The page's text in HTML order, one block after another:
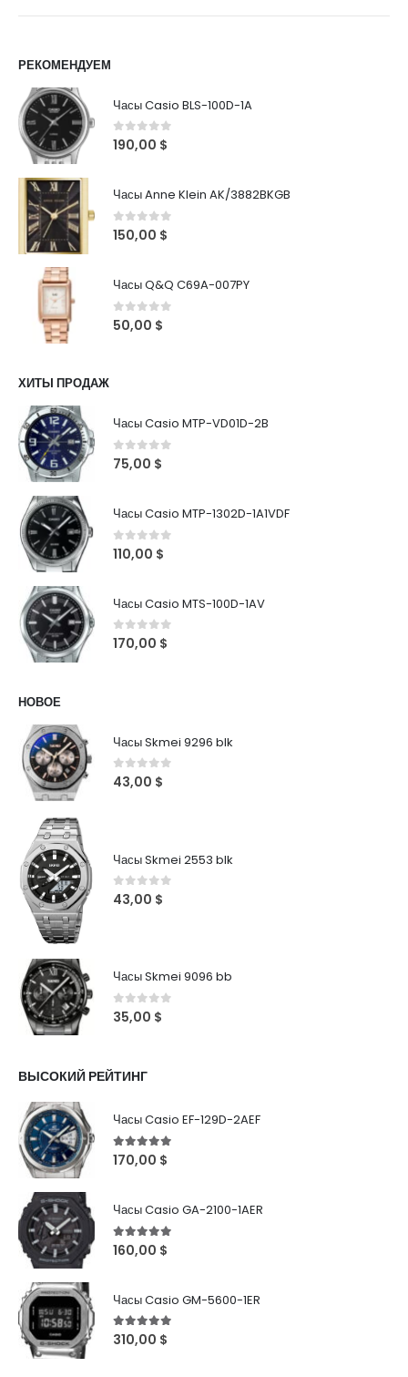
РЕКОМЕНДУЕМ
Часы Casio BLS-100D-1A
0out of 5
190,00 $
Часы Anne Klein AK/3882BKGB
0out of 5
150,00 $
Часы Q&Q C69A-007PY
0out of 5
50,00 $
ХИТЫ ПРОДАЖ
Часы Casio MTP-VD01D-2B
0out of 5
75,00 $
Часы Casio MTP-1302D-1A1VDF
0out of 5
110,00 $
Часы Casio MTS-100D-1AV
0out of 5
170,00 $
НОВОЕ
Часы Skmei 9296 blk
0 out of 5
43,00 $
Часы Skmei 2553 blk
0 out of 5
43,00 $
Часы Skmei 9096 bb
0out of 5
35,00 $
ВЫСОКИЙ РЕЙТИНГ
Часы Casio EF-129D-2AEF
5out of 5
170,00 $
Часы Casio GA-2100-1AER
5out of 5
160,00 $
Часы Casio GM-5600-1ER
5out of 5
310,00 $